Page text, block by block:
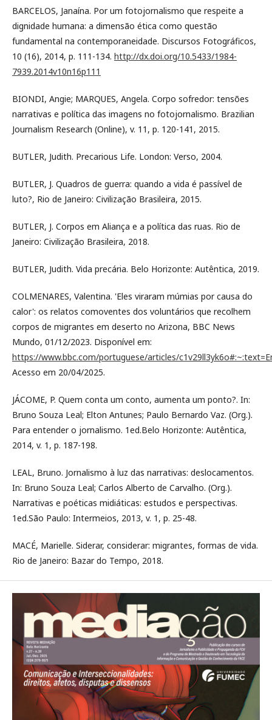
BARCELOS, Janaína. Por um fotojornalismo que respeite a
dignidade humana: a dimensão ética como questão
fundamental na contemporaneidade. Discursos Fotográficos,
10 (16), 2014, p. 111-134. http://dx.doi.org/10.5433/1984-
7939.2014v10n16p111
BIONDI, Angie; MARQUES, Angela. Corpo sofredor: tensões
narrativas e política das imagens no fotojornalismo. Brazilian
Journalism Research (Online), v. 11, p. 120-141, 2015.
BUTLER, Judith. Precarious Life. London: Verso, 2004.
BUTLER, J. Quadros de guerra: quando a vida é passível de
luto?, Rio de Janeiro: Civilização Brasileira, 2015.
BUTLER, J. Corpos em Aliança e a política das ruas. Rio de
Janeiro: Civilização Brasileira, 2018.
BUTLER, Judith. Vida precária. Belo Horizonte: Autêntica, 2019.
COLMENARES, Valentina. 'Eles viraram múmias por causa do
calor': os relatos comoventes dos voluntários que recolhem
corpos de migrantes em deserto no Arizona, BBC News
Mundo, 01/12/2023. Disponível em:
https://www.bbc.com/portuguese/articles/
Acesso em 20/04/2025.
JÁCOME, P. Quem conta um conto, aumenta um ponto?. In:
Bruno Souza Leal; Elton Antunes; Paulo Bernardo Vaz. (Org.).
Para entender o jornalismo. 1ed.Belo Horizonte: Autêntica,
2014, v. 1, p. 187-198.
LEAL, Bruno. Jornalismo à luz das narrativas: deslocamentos.
In: Bruno Souza Leal; Carlos Alberto de Carvalho. (Org.).
Narrativas e poéticas midiáticas: estudos e perspectivas.
1ed.São Paulo: Intermeios, 2013, v. 1, p. 25-48.
MACÉ, Marielle. Siderar, considerar: migrantes, formas de vida.
Rio de Janeiro: Bazar do Tempo, 2018.